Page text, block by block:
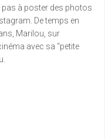
pas à poster des photos
De temps en
Marilou, sur
avec sa “petite